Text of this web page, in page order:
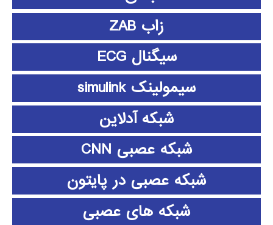
زاب ZAB
سیگنال ECG
سیمولینک simulink
شبکه آدلاین
شبکه عصبی CNN
شبکه عصبی در پایتون
شبکه های عصبی